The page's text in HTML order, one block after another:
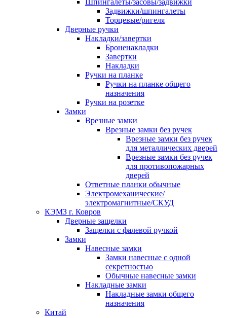
Шпингалеты/засовы/задвижки
Задвижки/шпингалеты
Торцевые/ригеля
Дверные ручки
Накладки/завертки
Броненакладки
Завертки
Накладки
Ручки на планке
Ручки на планке общего
назначения
Ручки на розетке
Замки
Врезные замки
Врезные замки без ручек
Врезные замки без ручек
для металлических дверей
Врезные замки без ручек
для противопожарных
дверей
Ответные планки обычные
Электромеханические/
электромагнитные/СКУД
КЭМЗ г. Ковров
Дверные защелки
Защелки с фалевой ручкой
Замки
Навесные замки
Замки навесные с одной
секретностью
Обычные навесные замки
Накладные замки
Накладные замки общего
назначения
Китай